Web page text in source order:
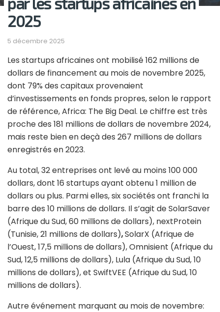
2025
5 décembre 2025
Les startups africaines ont mobilisé 162 millions de
dollars de financement au mois de novembre 2025,
dont 79% des capitaux provenaient
d’investissements en fonds propres, selon le rapport
de référence, Africa: The Big Deal. Le chiffre est très
proche des 181 millions de dollars de novembre 2024,
mais reste bien en deçà des 267 millions de dollars
enregistrés en 2023.
Au total, 32 entreprises ont levé au moins 100 000
dollars, dont 16 startups ayant obtenu 1 million de
dollars ou plus. Parmi elles, six sociétés ont franchi la
barre des 10 millions de dollars. Il s’agit de SolarSaver
(Afrique du Sud, 60 millions de dollars), nextProtein
(Tunisie, 21 millions de dollars),SolarX (Afrique de
l’Ouest, 17,5 millions de dollars), Omnisient (Afrique du
Sud, 12,5 millions de dollars), Lula (Afrique du Sud, 10
millions de dollars), et SwiftVEE (Afrique du Sud, 10
millions de dollars).
Autre événement marquant au mois de novembre: